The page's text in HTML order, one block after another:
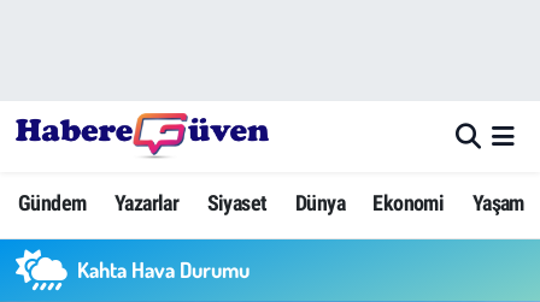
Gündem Yazarlar Siyaset Dünya Ekonomi Yaşam
Kahta Hava Durumu
Yazarlar
Dünya
Siyaset
Hava Durumu
Trafik Durumu
Süper Lig Puan Durumu ve Fikstür